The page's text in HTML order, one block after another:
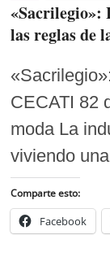
«Sacrilegio»:
las reglas de
CECATI 82
moda La
viviendo
Comparte esto:
Facebook